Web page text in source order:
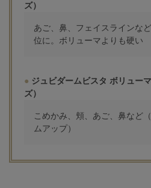
ズ）
あご、鼻、フェイスラインな
位に。ボリューマよりも硬い
ジュビダームビスタ ボリュー
ズ）
こめかみ、頬、あご、鼻など
ムアップ）